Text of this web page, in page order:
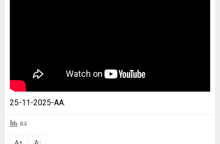
25-11-2025-AA.
84